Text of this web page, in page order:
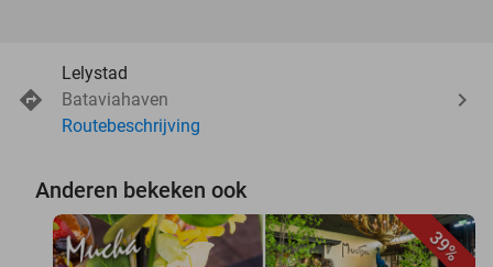
Lelystad
Bataviahaven
Routebeschrijving
Anderen bekeken ook
39%